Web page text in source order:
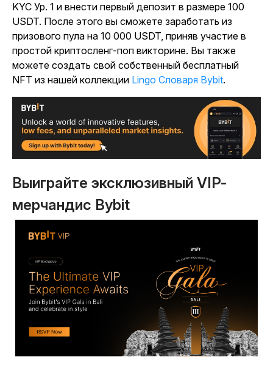
KYC Ур. 1 и внести первый депозит в размере 100
USDT. После этого вы сможете заработать из
призового пула на 10 000 USDT, приняв участие в
простой криптосленг-поп викторине. Вы также
можете создать свой собственный бесплатный
NFT из нашей коллекции Lingo Словаря Bybit.
Выиграйте эксклюзивный VIP-
мерчандис Bybit